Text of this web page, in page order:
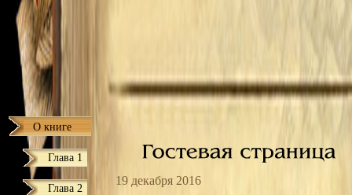
О книге
Глава 1
Глава 2
19 декабря 2016